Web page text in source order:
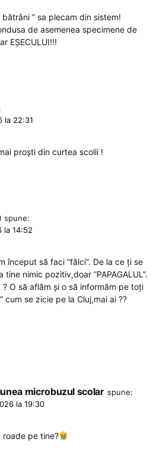
” sa plecam din sistem!
de asemenea specimene de
EȘECULUI!!!
la 22:31
proști din curtea scolii !
spune:
la 14:52
început să faci ”fălci”. De la ce ți se
nimic pozitiv,doar ”PAPAGALUL”.
O să aflăm și o să informăm pe toți
cum se zicie pe la Cluj,mai ai ??
microbuzul scolar spune:
la 19:30
roade pe tine?